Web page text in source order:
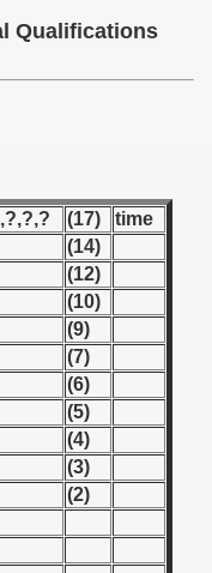
Qualifications
(17)
time
(14)
(12)
(10)
(9)
(7)
(6)
(5)
(4)
(3)
(2)